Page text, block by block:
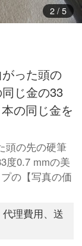
3/ 5
った頭の
じ金の33
の同じ金を
頭の先の硬筆
度0.7 mmの美
の【写真の価
理費用、送